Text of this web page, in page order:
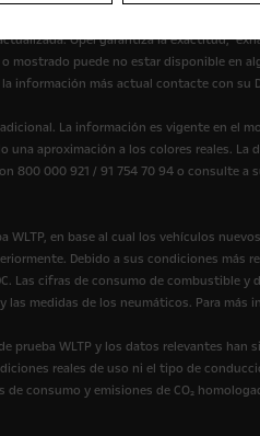
Opel garantiza la exactitud,
puede no estar disponible en
información más actual contacte con su
La información es vigente en el
aproximación a los colores reales.
800 000 921 / 91 754 70 94 o consulte a
en base al cual los vehículos
Debido a sus condiciones
Las cifras de consumo de combustible y
medidas de los neumáticos. Para
WLTP y los datos relevantes han
reales de uso ni el tipo de
consumo y emisiones de CO₂